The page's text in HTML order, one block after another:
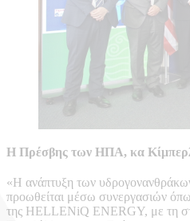
Η Πρέσβης των ΗΠΑ, κα
«Η ανάπτυξη των
προωθείται μέσω συνεργασιών
της HELLENiQ ENERGY, με τη